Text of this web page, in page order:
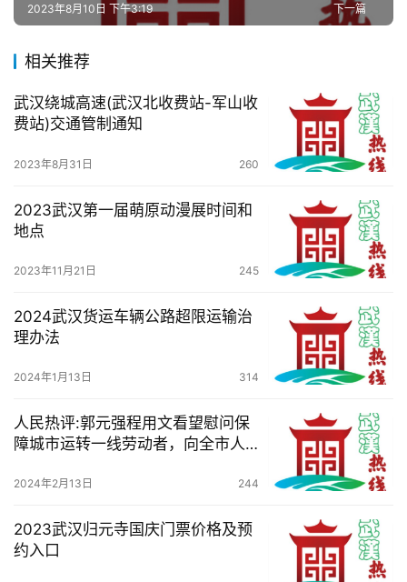
下一篇
2023年8月10日 下午3:19
相关推荐
武汉绕城高速(武汉北收费站-军山收
费站)交通管制通知
2023年8月31日 260
2023武汉第一届萌原动漫展时间和
地点
2023年11月21日 245
2024武汉货运车辆公路超限运输治
理办法
2024年1月13日 314
人民热评:郭元强程用文看望慰问保
障城市运转一线劳动者，向全市人
2024年2月13日 244
2023武汉归元寺国庆门票价格及预
约入口